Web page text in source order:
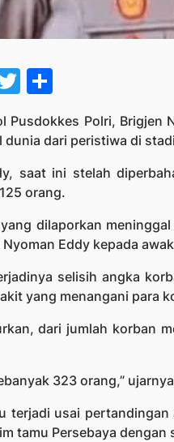
Twitter
Pusdokkes Polri,
dunia dari peristiwa di
saat ini stelah
orang.
dilaporkan
Nyoman Eddy kepada
selisih angka
yang menangani para
dari jumlah korban
323 orang,”
terjadi usai pertandingan
tamu Persebaya dengan